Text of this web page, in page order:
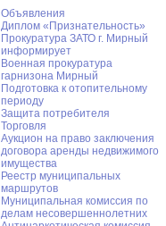
Объявления
Диплом «Признательность»
Прокуратура ЗАТО г. Мирный
информирует
Военная прокуратура
гарнизона Мирный
Подготовка к отопительному
периоду
Защита потребителя
Торговля
Аукцион на право заключения
договора аренды недвижимого
имущества
Реестр муниципальных
маршрутов
Муниципальная комиссия по
делам несовершеннолетних